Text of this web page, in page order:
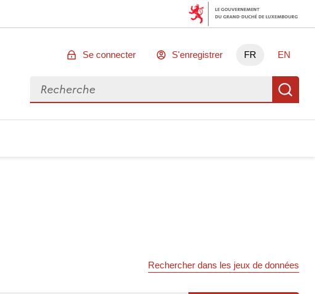
Se connecter S'enregistrer FR EN
Rechercher des données
Rechercher dans les jeux de données